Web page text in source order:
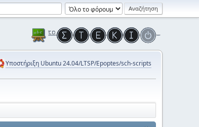
Υποστήριξη Ubuntu 24.04/LTSP/Epoptes/sch-scripts